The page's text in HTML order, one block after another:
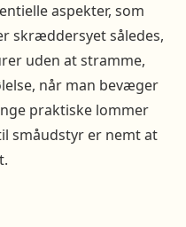
aspekter, som
skræddersyet således,
uden at stramme,
når man bevæger
praktiske lommer
småudstyr er nemt at